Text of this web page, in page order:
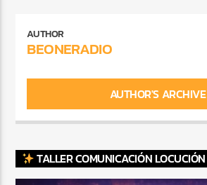
AUTHOR
BEONERADIO
AUTHOR'S ARCHIVE
TALLER COMUNICACIÓN LOCUCIÓN